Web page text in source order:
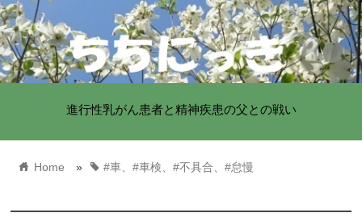
進行性乳がん患者と精神疾患の父との戦い
home Home » tag#車、#車検、#不具合、#怠慢